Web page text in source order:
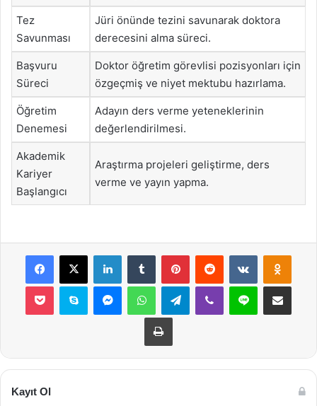
Tez
Savunması
Jüri önünde tezini savunarak doktora
derecesini alma süreci.
Başvuru
Süreci
Doktor öğretim görevlisi pozisyonları için
özgeçmiş ve niyet mektubu hazırlama.
Öğretim
Denemesi
Adayın ders verme yeteneklerinin
değerlendirilmesi.
Akademik
Kariyer
Başlangıcı
Araştırma projeleri geliştirme, ders
verme ve yayın yapma.
Facebook
X LinkedInTumblr PinterestReddit VKontakte
Pocket Skype MessengerWhatsAppTelegramViber Line E-Posta ile
Yazdır
Kayıt Ol